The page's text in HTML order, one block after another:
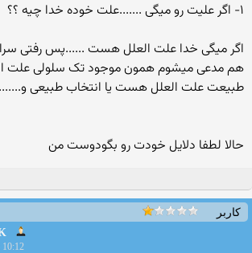
۱- اگر علیت رو میگی .......علت خوده خدا چیه ؟؟
اگر میگی خدا علت العلل هست ......پس رفتی
هم مدعی میشوم همون موجود تک سلولی علت
طبیعت علت العلل هست یا انتخاب طبیعی و.......
حالا لطفا دلایل خودت رو بگودوست من
کاربر
10:12